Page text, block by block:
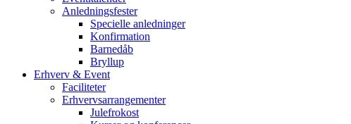
Anledningsfester
Specielle anledninger
Konfirmation
Barnedåb
Bryllup
Erhverv & Event
Faciliteter
Erhvervsarrangementer
Julefrokost